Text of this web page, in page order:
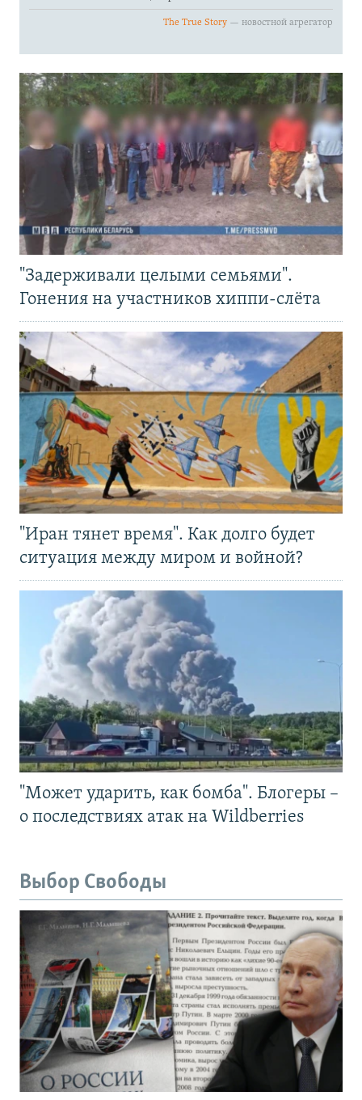
"Задерживали целыми семьями".
Гонения на участников хиппи-слёта
"Иран тянет время". Как долго будет
ситуация между миром и войной?
"Может ударить, как бомба". Блогеры –
о последствиях атак на Wildberries
Выбор Свободы